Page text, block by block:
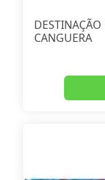
DESTINAÇÃO
CANGUERA